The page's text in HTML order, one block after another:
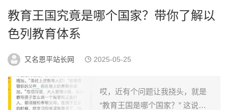
教育王国究竟是哪个国家？带你了解以
色列教育体系
又名恩平站长网 2025-05-25
哎，近有个问题让我挠头，就是
“教育王国是哪个国家？” 这说简